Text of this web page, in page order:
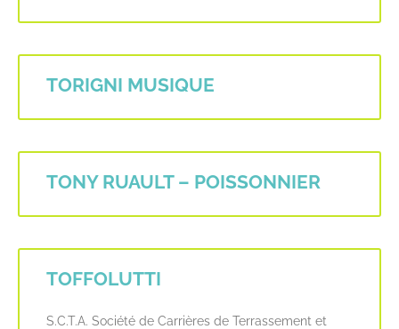
TORIGNI MUSIQUE
TONY RUAULT – POISSONNIER
TOFFOLUTTI
S.C.T.A. Société de Carrières de Terrassement et